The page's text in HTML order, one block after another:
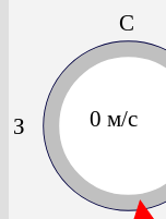
0 м/с
З
С